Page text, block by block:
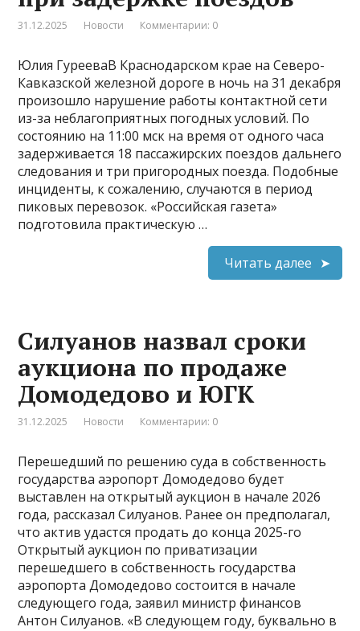
31.12.2025 Новости Комментарии: 0
Юлия ГурееваВ Краснодарском крае на Северо-
Кавказской железной дороге в ночь на 31 декабря
произошло нарушение работы контактной сети
из-за неблагоприятных погодных условий. По
состоянию на 11:00 мск на время от одного часа
задерживается 18 пассажирских поездов дальнего
следования и три пригородных поезда. Подобные
инциденты, к сожалению, случаются в период
пиковых перевозок. «Российская газета»
подготовила практическую …
Читать далее
Силуанов назвал сроки
аукциона по продаже
Домодедово и ЮГК
31.12.2025 Новости Комментарии: 0
Перешедший по решению суда в собственность
государства аэропорт Домодедово будет
выставлен на открытый аукцион в начале 2026
года, рассказал Силуанов. Ранее он предполагал,
что актив удастся продать до конца 2025-го
Открытый аукцион по приватизации
перешедшего в собственность государства
аэропорта Домодедово состоится в начале
следующего года, заявил министр финансов
Антон Силуанов. «В следующем году, буквально в